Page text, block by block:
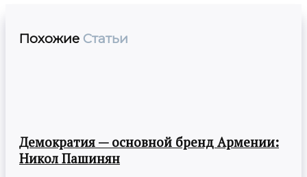
Похожие Статьи
Демократия — основной бренд Армении:
Никол Пашинян